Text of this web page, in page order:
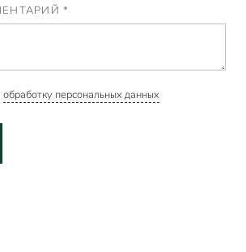
*
обработку персональных данных